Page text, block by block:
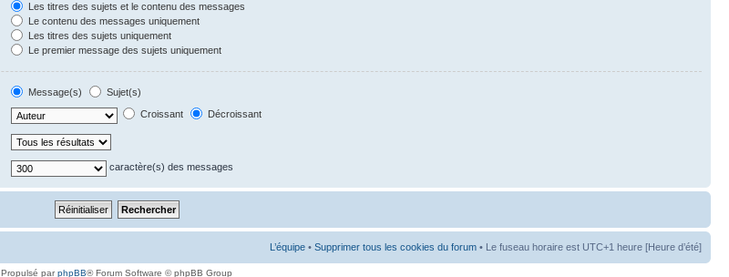
Les titres des sujets et le contenu des messages
Le contenu des messages uniquement
Les titres des sujets uniquement
Le premier message des sujets uniquement
Message(s)
Sujet(s)
Croissant Décroissant
caractère(s) des messages
L’équipe • Supprimer tous les cookies du forum • Le fuseau horaire est UTC+1 heure [Heure d’été]
Propulsé parphpBB® Forum Software © phpBB Group